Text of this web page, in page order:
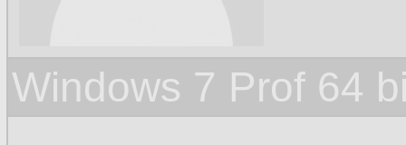
Windows 7 Prof 64